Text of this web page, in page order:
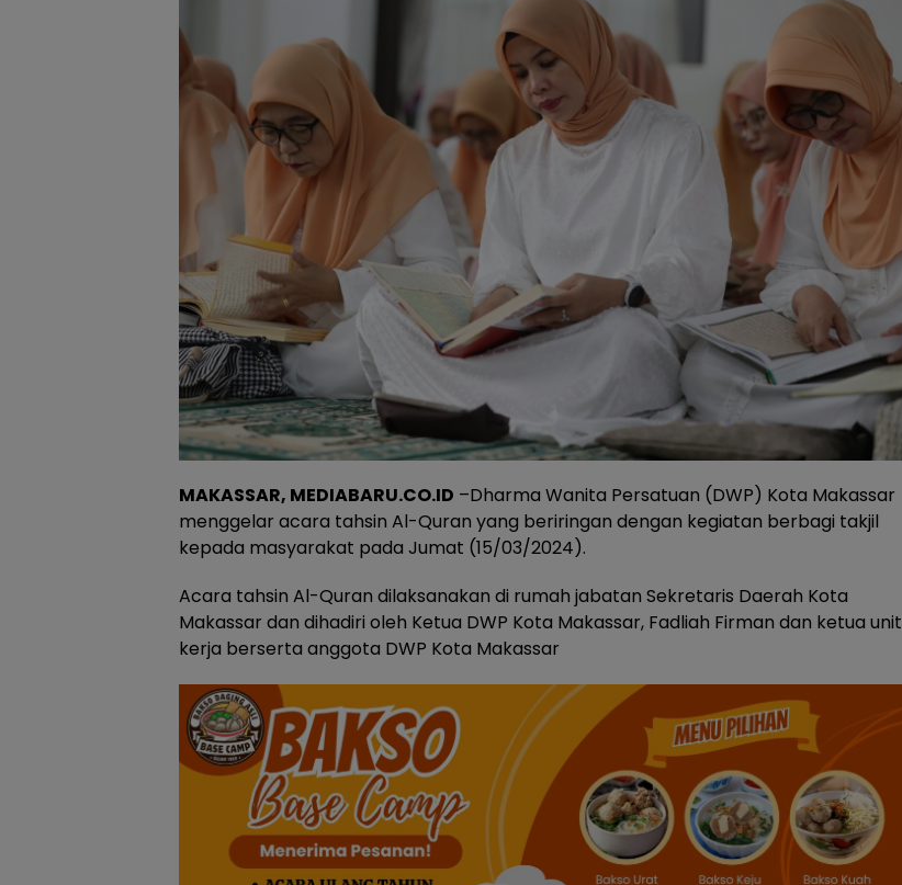
MAKASSAR, MEDIABARU.CO.ID –Dharma Wanita Persatuan (DWP) Kota Makassar
menggelar acara tahsin Al-Quran yang beriringan dengan kegiatan berbagi takjil
kepada masyarakat pada Jumat (15/03/2024).
Acara tahsin Al-Quran dilaksanakan di rumah jabatan Sekretaris Daerah Kota
Makassar dan dihadiri oleh Ketua DWP Kota Makassar, Fadliah Firman dan ketua unit
kerja berserta anggota DWP Kota Makassar